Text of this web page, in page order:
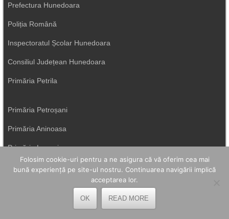
Prefectura Hunedoara
Poliția Română
Inspectoratul Școlar Hunedoara
Consiliul Județean Hunedoara
Primăria Petrila
Primăria Petroșani
Primăria Aninoasa
Primăria Lupeni
Direcția de Sănătate Hunedoara
Folosim cookie-uri pentru a ne asigura că vă oferim cea mai
bună experiență pe site-ul nostru. Continuarea navigării implică
acceptarea lor.
OK READ MORE